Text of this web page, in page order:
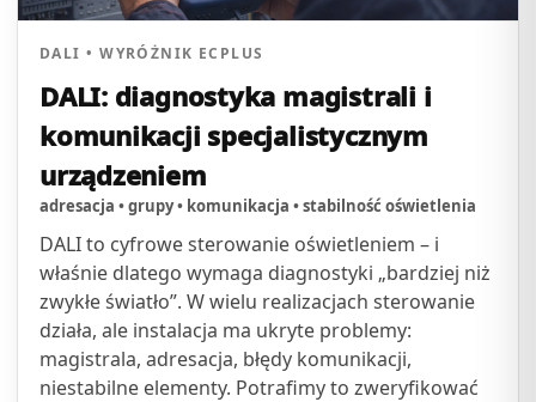
DALI • WYRÓŻNIK ECPLUS
DALI: diagnostyka magistrali i
komunikacji specjalistycznym
urządzeniem
adresacja • grupy • komunikacja • stabilność oświetlenia
DALI to cyfrowe sterowanie oświetleniem – i
właśnie dlatego wymaga diagnostyki „bardziej niż
zwykłe światło”. W wielu realizacjach sterowanie
działa, ale instalacja ma ukryte problemy:
magistrala, adresacja, błędy komunikacji,
niestabilne elementy. Potrafimy to zweryfikować